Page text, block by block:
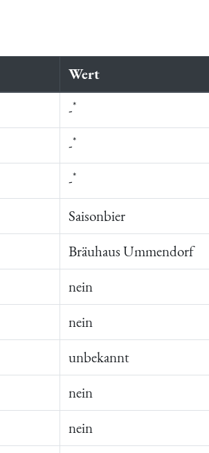
Wert
-*
-*
-*
Saisonbier
Bräuhaus Ummendorf
nein
nein
unbekannt
nein
nein